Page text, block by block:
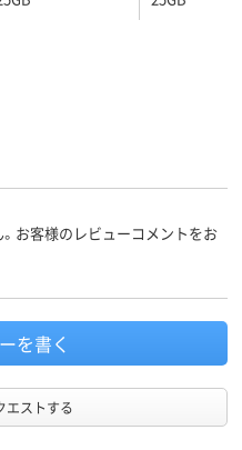
お客様のレビューコメントをお
を書く
エストする